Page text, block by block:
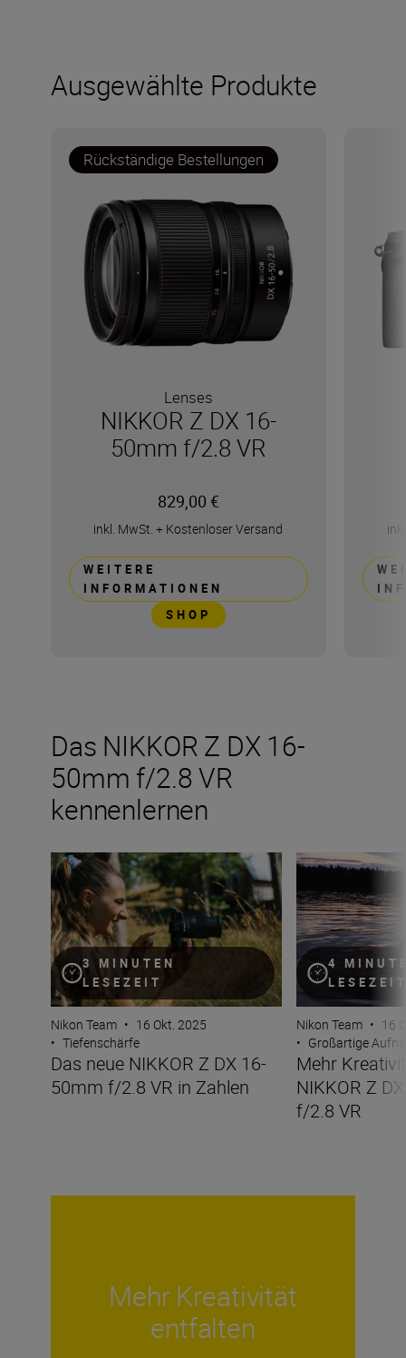
Ausgewählte Produkte
Rückständige Bestellungen
Lenses
NIKKOR Z DX 16-
50mm f/2.8 VR
829,00 €
inkl. MwSt. + Kostenloser Versand
WEITERE
INFORMATIONEN
SHOP
Das NIKKOR Z DX 16-
50mm f/2.8 VR
kennenlernen
3 MINUTEN
LESEZEIT
Das neue NIKKOR Z DX 16-50mm f/2.8 VR in Zahlen
Nikon Team • 16 Okt. 2025
• Tiefenschärfe
Das neue NIKKOR Z DX 16-
50mm f/2.8 VR in Zahlen
4
Mehr Kreativität
Nikon Team • 16
• Großartige
Mehr
NIKKOR Z
f/2.8 VR
Mehr Kreativität
entfalten